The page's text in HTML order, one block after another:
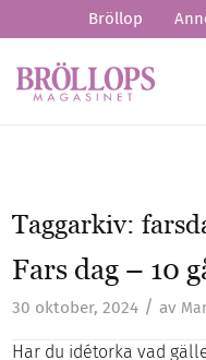
Bröllop
Taggarkiv:
Fars dag – 10
30 oktober, 2024 / av
Har du idétorka vad